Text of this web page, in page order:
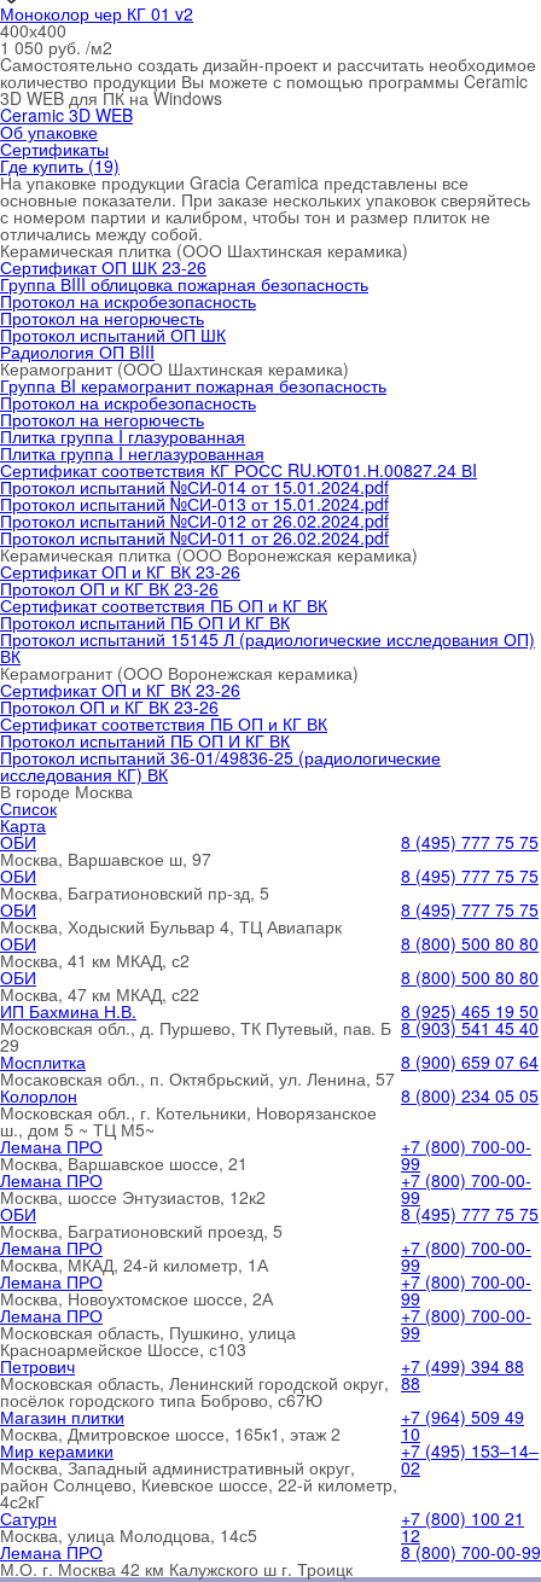
Моноколор чер КГ 01 v2
400х400
1 050 руб. /м2
Cамостоятельно создать дизайн-проект и рассчитать необходимое
количество продукции Вы можете с помощью программы Ceramic
3D WEB для ПК на Windows
Ceramic 3D WEB
Об упаковке
Сертификаты
Где купить (19)
На упаковке продукции Gracia Ceramica представлены все
основные показатели. При заказе нескольких упаковок сверяйтесь
с номером партии и калибром, чтобы тон и размер плиток не
отличались между собой.
Керамическая плитка (ООО Шахтинская керамика)
Сертификат ОП ШК 23-26
Группа ВIII облицовка пожарная безопасность
Протокол на искробезопасность
Протокол на негорючесть
Протокол испытаний ОП ШК
Радиология ОП ВIII
Керамогранит (ООО Шахтинская керамика)
Группа ВI керамогранит пожарная безопасность
Протокол на искробезопасность
Протокол на негорючесть
Плитка группа I глазурованная
Плитка группа I неглазурованная
Сертификат соответствия КГ РОСС RU.ЮТ01.Н.00827.24 ВI
Протокол испытаний №СИ-014 от 15.01.2024.pdf
Протокол испытаний №СИ-013 от 15.01.2024.pdf
Протокол испытаний №СИ-012 от 26.02.2024.pdf
Протокол испытаний №СИ-011 от 26.02.2024.pdf
Керамическая плитка (ООО Воронежская керамика)
Сертификат ОП и КГ ВК 23-26
Протокол ОП и КГ ВК 23-26
Сертификат соответствия ПБ ОП и КГ ВК
Протокол испытаний ПБ ОП И КГ ВК
Протокол испытаний 15145 Л (радиологические исследования ОП)
ВК
Керамогранит (ООО Воронежская керамика)
Сертификат ОП и КГ ВК 23-26
Протокол ОП и КГ ВК 23-26
Сертификат соответствия ПБ ОП и КГ ВК
Протокол испытаний ПБ ОП И КГ ВК
Протокол испытаний 36-01/49836-25 (радиологические
исследования КГ) ВК
В городеМосква
Список
Карта
ОБИ
Москва, Варшавское ш, 97
8 (495) 777 75 75
ОБИ
Москва, Багратионовский пр-зд, 5
8 (495) 777 75 75
ОБИ
Москва, Ходыский Бульвар 4, ТЦ Авиапарк
8 (495) 777 75 75
ОБИ
Москва, 41 км МКАД, с2
8 (800) 500 80 80
ОБИ
Москва, 47 км МКАД, с22
8 (800) 500 80 80
ИП Бахмина Н.В.
Московская обл., д. Пуршево, ТК Путевый, пав. Б
29
8 (925) 465 19 50
8 (903) 541 45 40
Мосплитка
Мосаковская обл., п. Октябрьский, ул. Ленина, 57
8 (900) 659 07 64
Колорлон
Московская обл., г. Котельники, Новорязанское
ш., дом 5 ~ ТЦ М5~
8 (800) 234 05 05
Лемана ПРО
Москва, Варшавское шоссе, 21
+7 (800) 700-00-
99
Лемана ПРО
Москва, шоссе Энтузиастов, 12к2
+7 (800) 700-00-
99
ОБИ
Москва, Багратионовский проезд, 5
8 (495) 777 75 75
Лемана ПРО
Москва, МКАД, 24-й километр, 1А
+7 (800) 700-00-
99
Лемана ПРО
Москва, Новоухтомское шоссе, 2А
+7 (800) 700-00-
99
Лемана ПРО
Московская область, Пушкино, улица
Красноармейское Шоссе, с103
+7 (800) 700-00-
99
Петрович
Московская область, Ленинский городской округ,
посёлок городского типа Боброво, с67Ю
+7 (499) 394 88
88
Магазин плитки
Москва, Дмитровское шоссе, 165к1, этаж 2
+7 (964) 509 49
10
Мир керамики
Москва, Западный административный округ,
район Солнцево, Киевское шоссе, 22-й километр,
4с2кГ
+7 (495) 153‒14‒
02
Сатурн
Москва, улица Молодцова, 14с5
+7 (800) 100 21
12
Лемана ПРО
М.О. г. Москва 42 км Калужского ш г. Троицк
8 (800) 700-00-99